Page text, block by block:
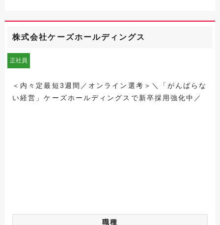
株式会社ケーズホールディングス
正社員
＜内々定最短3週間／オンライン選考＞＼「がんばらな
い経営」ケーズホールディングスで新卒採用強化中／
職種